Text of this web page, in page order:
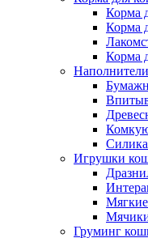
Корма
Корма
Корма
Игрушки
Груминг